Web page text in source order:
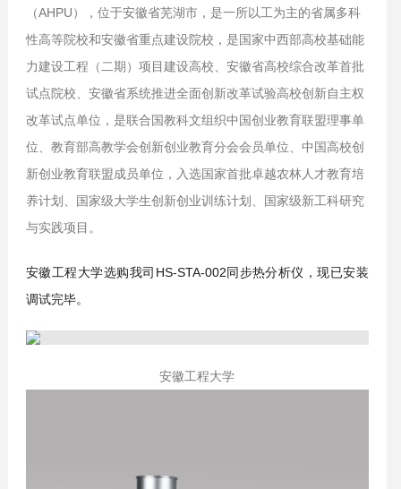
（AHPU），位于安徽省芜湖市，是一所以工为主的省属多科
性高等院校和安徽省重点建设院校，是国家中西部高校基础能
力建设工程（二期）项目建设高校、安徽省高校综合改革首批
试点院校、安徽省系统推进全面创新改革试验高校创新自主权
改革试点单位，是联合国教科文组织中国创业教育联盟理事单
位、教育部高教学会创新创业教育分会会员单位、中国高校创
新创业教育联盟成员单位，入选国家首批卓越农林人才教育培
养计划、国家级大学生创新创业训练计划、国家级新工科研究
与实践项目。
安徽工程大学选购我司HS-STA-002同步热分析仪，现已安装
调试完毕。
安徽工程大学